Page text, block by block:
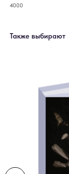
4000
Также выбирают